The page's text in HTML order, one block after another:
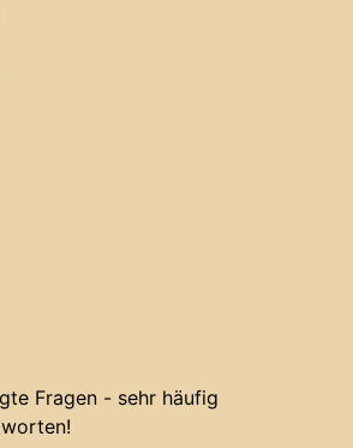
Fragen - sehr häufig